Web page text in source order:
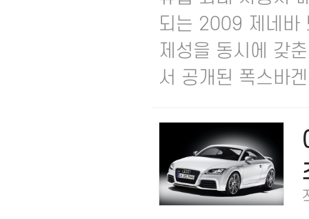
되는 2009 제네바
제성을 동시에 갖
서 공개된 폭스바